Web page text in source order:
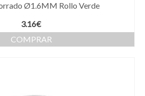
Ø1.6MM Rollo Verde
3.16€
COMPRAR